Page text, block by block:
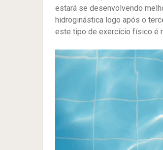
estará se desenvolvendo
hidroginástica logo após o
este tipo de exercício físico é